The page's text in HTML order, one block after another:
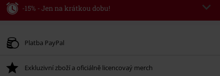
-15% - Jen na krátkou dobu!
Platné do 8/9/26
Po zadání kódu v košíku, se sleva uplatní automaticky.
Platba PayPal
Exkluzivní zboží a oficiálně licencovaý merch